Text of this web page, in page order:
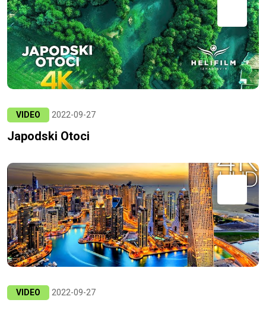
VIDEO 2022-09-27
Japodski Otoci
VIDEO 2022-09-27